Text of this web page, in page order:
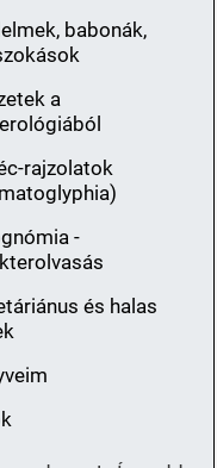
babonák,
a
rajzolatok
-
és halas